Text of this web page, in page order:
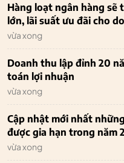
Hàng loạt ngân hàng sẽ
lớn, lãi suất ưu đãi cho
vừa xong
Doanh thu lập đỉnh 20
toán lợi nhuận
vừa xong
Cập nhật mới nhất
được gia hạn trong năm
vừa xong